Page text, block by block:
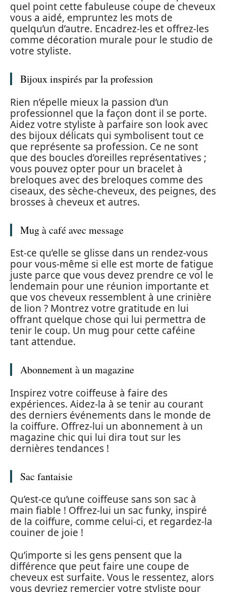
quel point cette fabuleuse coupe de cheveux
vous a aidé, empruntez les mots de
quelqu’un d’autre. Encadrez-les et offrez-les
comme décoration murale pour le studio de
votre styliste.
Bijoux inspirés par la profession
Rien n’épelle mieux la passion d’un
professionnel que la façon dont il se porte.
Aidez votre styliste à parfaire son look avec
des bijoux délicats qui symbolisent tout ce
que représente sa profession. Ce ne sont
que des boucles d’oreilles représentatives ;
vous pouvez opter pour un bracelet à
breloques avec des breloques comme des
ciseaux, des sèche-cheveux, des peignes, des
brosses à cheveux et autres.
Mug à café avec message
Est-ce qu’elle se glisse dans un rendez-vous
pour vous-même si elle est morte de fatigue
juste parce que vous devez prendre ce vol le
lendemain pour une réunion importante et
que vos cheveux ressemblent à une crinière
de lion ? Montrez votre gratitude en lui
offrant quelque chose qui lui permettra de
tenir le coup. Un mug pour cette caféine
tant attendue.
Abonnement à un magazine
Inspirez votre coiffeuse à faire des
expériences. Aidez-la à se tenir au courant
des derniers événements dans le monde de
la coiffure. Offrez-lui un abonnement à un
magazine chic qui lui dira tout sur les
dernières tendances !
Sac fantaisie
Qu’est-ce qu’une coiffeuse sans son sac à
main fiable ! Offrez-lui un sac funky, inspiré
de la coiffure, comme celui-ci, et regardez-la
couiner de joie !
Qu’importe si les gens pensent que la
différence que peut faire une coupe de
cheveux est surfaite. Vous le ressentez, alors
vous devriez remercier votre styliste pour